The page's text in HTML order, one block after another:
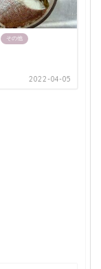
その他
2022-04-05